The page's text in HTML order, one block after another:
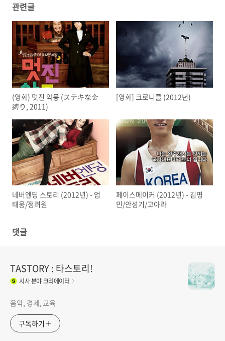
관련글
(영화) 멋진 악몽 (ステキな金
縛り, 2011)
[영화] 크로니클 (2012년)
네버엔딩 스토리 (2012년) - 엄
태웅/정려원
페이스메이커 (2012년) - 김명
민/안성기/고아라
댓글
TASTORY : 타스토리!
시사분야 크리에이터
음악, 경제, 교육
구독하기